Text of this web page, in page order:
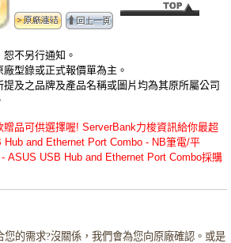
恕不另行通知。
型錄或正式報價單為主。
提及之品牌及產品名稱或圖片均為其原所屬公司
品可供選擇喔! ServerBank力梭資訊給你最超
and Ethernet Port Combo - NB筆電/平
ASUS USB Hub and Ethernet Port Combo採購
的需求?沒關係，我們會為您向原廠確認。或是